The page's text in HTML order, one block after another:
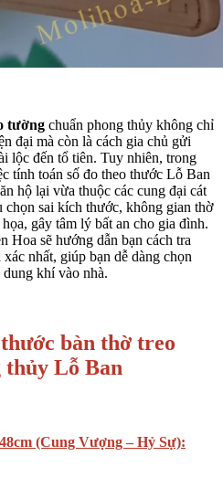
tường chuẩn phong thủy không chỉ
đại mà còn là cách gia chủ gửi
lộc đến tổ tiên. Tuy nhiên, trong
tính toán số đo theo thước Lỗ Ban
hộ lại vừa thuộc các cung đại cát
chọn sai kích thước, không gian thờ
gây tâm lý bất an cho gia đình.
sẽ hướng dẫn bạn cách tra
xác nhất, giúp bạn dễ dàng chọn
khí vào nhà.
bàn thờ treo
thủy Lỗ Ban
(Cung Vượng – Hỷ Sự):